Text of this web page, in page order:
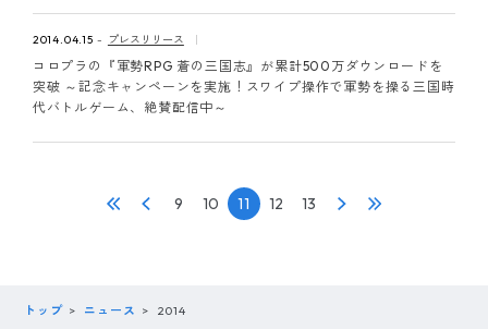
2014.04.15 プレスリリース
コロプラの『軍勢RPG 蒼の三国志』が累計500万ダウンロードを
突破 ～記念キャンペーンを実施！スワイプ操作で軍勢を操る三国時
代バトルゲーム、絶賛配信中～
9 10 11 12 13
トップ ニュース 2014